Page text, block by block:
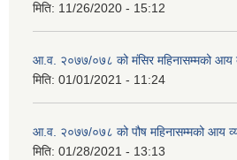
मिति: 11/26/2020 - 15:12
आ.व. २०७७/०७८ को मंसिर महिनासम्मको आय
मिति: 01/01/2021 - 11:24
आ.व. २०७७/०७८ को पौष महिनासम्मको आय
मिति: 01/28/2021 - 13:13